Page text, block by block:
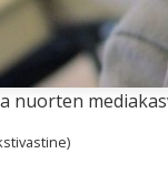
nuorten